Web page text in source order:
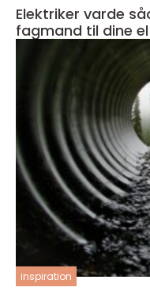
Elektriker varde sådan vælger du den rette
fagmand til dine
inspiration